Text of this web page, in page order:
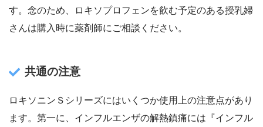
す。念のため、ロキソプロフェンを飲む予定のある授乳婦
さんは購入時に薬剤師にご相談ください。
共通の注意
ロキソニンＳシリーズにはいくつか使用上の注意点があり
ます。第一に、インフルエンザの解熱鎮痛には『インフル